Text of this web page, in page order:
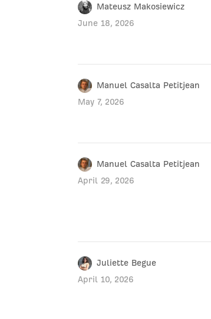
Mateusz Makosiewicz
June 18, 2026
Manuel Casalta Petitjean
May 7, 2026
Manuel Casalta Petitjean
April 29, 2026
Juliette Begue
April 10, 2026